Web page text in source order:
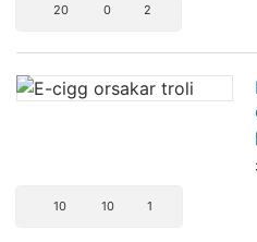
20 0 2
10 10 1